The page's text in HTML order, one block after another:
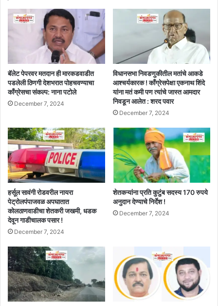
बॅलेट पेपरवर मतदान ही मारकडवाडीत
पडलेली ठिणगी देशभरात पोहचवण्याचा
काँग्रेसचा संकल्प: नाना पटोले
December 7, 2024
विधानसभा निवडणुकीतील मतांचे आकडे
आश्चर्यकारक ! काँग्रेसपेक्षा एकनाथ शिंदे
यांना मतं कमी पण त्यांचे जास्त आमदार
निवडून आलेत : शरद पवार
December 7, 2024
हर्सूल सावंगी रोडवरील नायरा
पेट्रोलपंपाजवळ अपघातात
कोलठाणवाडीचा शेतकरी जखमी, धडक
देवून गाडीचालक पसार !
December 7, 2024
शेतकऱ्यांना प्रति कुटुंब सदस्य 170 रुपये
अनुदान देण्याचे निर्देश !
December 7, 2024